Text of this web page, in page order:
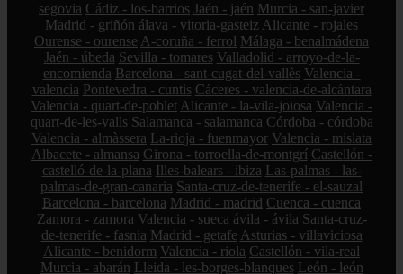
segovia Cádiz - los-barrios Jaén - jaén Murcia - san-javier
Madrid - griñón álava - vitoria-gasteiz Alicante - rojales
Ourense - ourense A-coruña - ferrol Málaga - benalmádena
Jaén - úbeda Sevilla - tomares Valladolid - arroyo-de-la-
encomienda Barcelona - sant-cugat-del-vallès Valencia -
valencia Pontevedra - cuntis Cáceres - valencia-de-alcántara
Valencia - quart-de-poblet Alicante - la-vila-joiosa Valencia -
quart-de-les-valls Salamanca - salamanca Córdoba - córdoba
Valencia - almàssera La-rioja - fuenmayor Valencia - mislata
Albacete - almansa Girona - torroella-de-montgrí Castellón -
castelló-de-la-plana Illes-balears - ibiza Las-palmas - las-
palmas-de-gran-canaria Santa-cruz-de-tenerife - el-sauzal
Barcelona - barcelona Madrid - madrid Cuenca - cuenca
Zamora - zamora Valencia - sueca ávila - ávila Santa-cruz-
de-tenerife - fasnia Madrid - getafe Asturias - villaviciosa
Alicante - benidorm Valencia - riola Castellón - vila-real
Murcia - abarán Lleida - les-borges-blanques León - león